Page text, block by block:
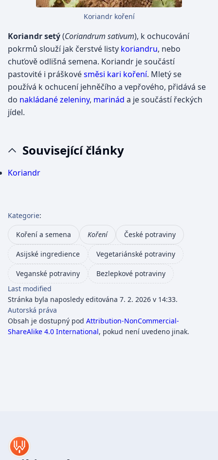
Koriandr koření
Koriandr setý(Coriandrum sativum), k ochucování
pokrmů slouží jak čerstvé listy koriandru, nebo
chuťově odlišná semena. Koriandr je součástí
pastovité i práškovésměsi kari koření. Mletý se
používá k ochucení jehněčího a vepřového, přidává se
do nakládané zeleniny, marinád a je součástí řeckých
jídel.
Související články
Koriandr
Kategorie:
Koření a semena Koření České potraviny
Asijské ingredience Vegetariánské potraviny
Veganské potraviny
Bezlepkové potraviny
Last modified
Stránka byla naposledy editována 7. 2. 2026 v 14:33.
Autorská práva
Obsah je dostupný pod Attribution-NonCommercial-
ShareAlike 4.0 International, pokud není uvedeno jinak.